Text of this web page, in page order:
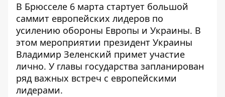
В Брюсселе 6 марта стартует большой
саммит европейских лидеров по
усилению обороны Европы и Украины. В
этом мероприятии президент Украины
Владимир Зеленский примет участие
лично. У главы государства запланирован
ряд важных встреч с европейскими
лидерами.